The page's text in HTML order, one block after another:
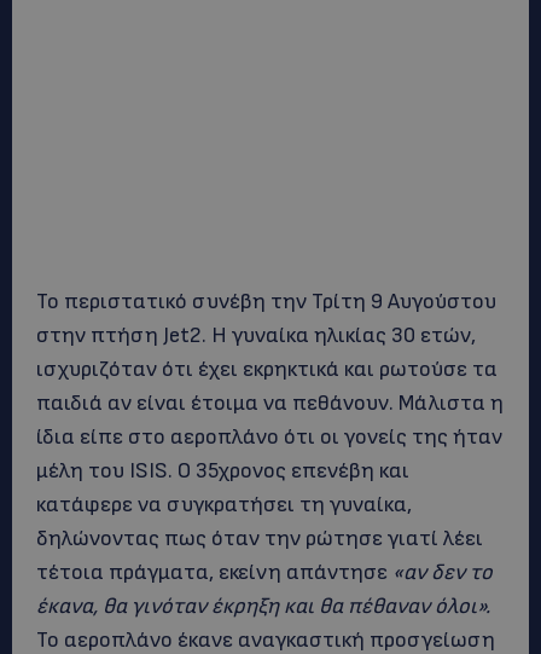
Το περιστατικό συνέβη την Τρίτη 9 Αυγούστου
στην πτήση Jet2. Η γυναίκα ηλικίας 30 ετών,
ισχυριζόταν ότι έχει εκρηκτικά και ρωτούσε τα
παιδιά αν είναι έτοιμα να πεθάνουν. Μάλιστα η
ίδια είπε στο αεροπλάνο ότι οι γονείς της ήταν
μέλη του ISIS. Ο 35χρονος επενέβη και
κατάφερε να συγκρατήσει τη γυναίκα,
δηλώνοντας πως όταν την ρώτησε γιατί λέει
τέτοια πράγματα, εκείνη απάντησε «αν δεν το
έκανα, θα γινόταν έκρηξη και θα πέθαναν όλοι».
Το αεροπλάνο έκανε αναγκαστική προσγείωση